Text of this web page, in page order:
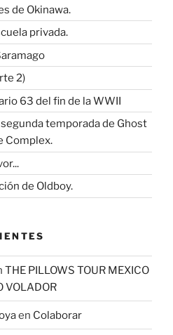
de Okinawa.
privada.
2)
63 del fin de la WWII
temporada de Ghost
Complex.
de Oldboy.
THE PILLOWS TOUR MEXICO
VOLADOR
en Colaborar